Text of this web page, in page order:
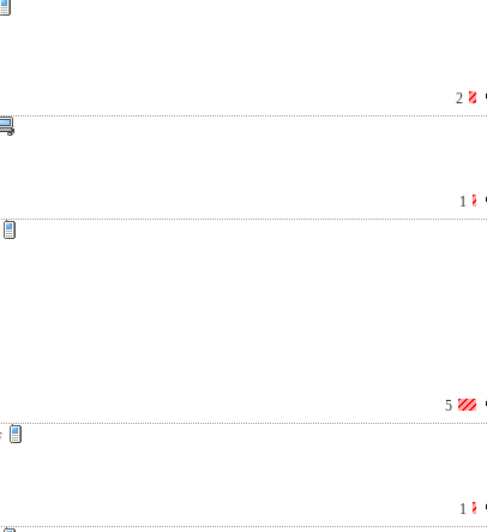
2
1
5
1